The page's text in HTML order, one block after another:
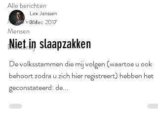
Alle berichten
Moois voor
Mensen
Dichterbij
Lex Janssen
3 dec 2017
Niet in slaapzakken
De volksstammen die mij volgen (waartoe u ook
behoort zodra u zich hier registreert) hebben het
geconstateerd: de...